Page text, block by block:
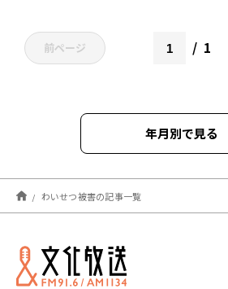
前ページ 1
年月別で見る
2022年11月
わいせつ被害の記事一覧